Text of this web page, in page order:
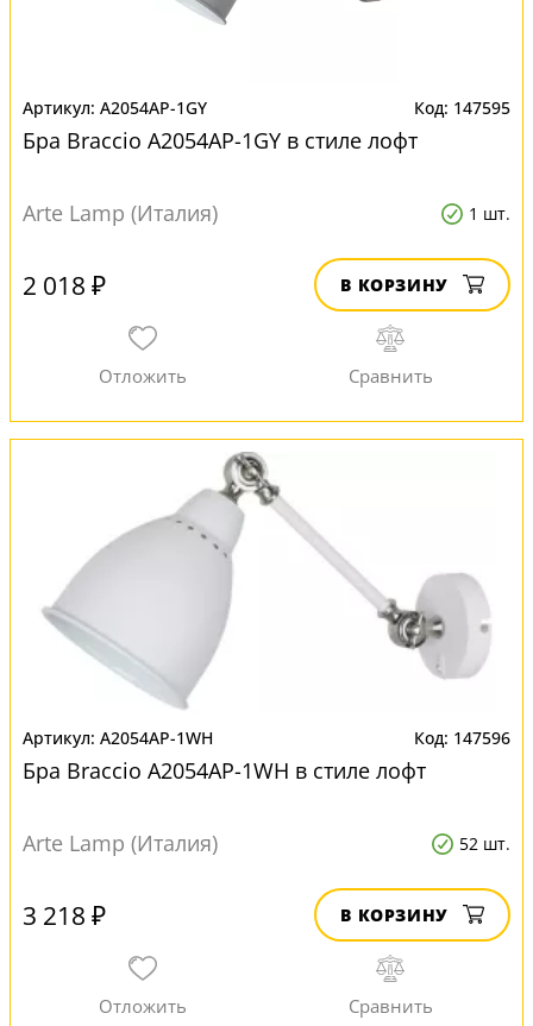
A2054AP-1GY 147595
Бра Braccio A2054AP-1GY в стиле лофт
Arte Lamp (Италия) 1 шт.
2 018 ₽ В КОРЗИНУ
A2054AP-1WH 147596
Бра Braccio A2054AP-1WH в стиле лофт
Arte Lamp (Италия) 52 шт.
3 218 ₽ В КОРЗИНУ